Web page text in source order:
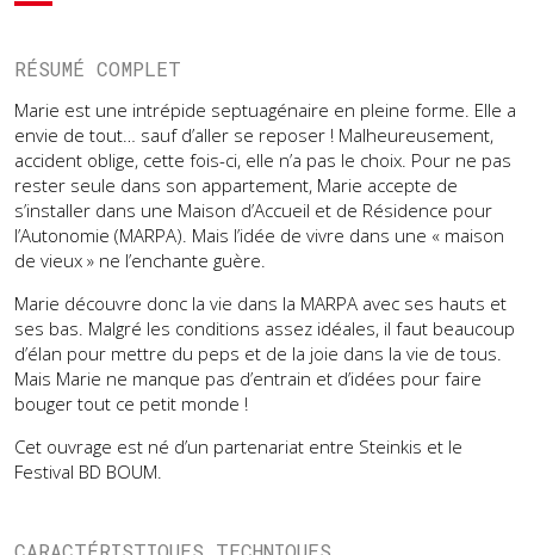
RÉSUMÉ COMPLET
Marie est une intrépide septuagénaire en pleine forme. Elle a
envie de tout… sauf d’aller se reposer ! Malheureusement,
accident oblige, cette fois-ci, elle n’a pas le choix. Pour ne pas
rester seule dans son appartement, Marie accepte de
s’installer dans une Maison d’Accueil et de Résidence pour
l’Autonomie (MARPA). Mais l’idée de vivre dans une « maison
de vieux » ne l’enchante guère.
Marie découvre donc la vie dans la MARPA avec ses hauts et
ses bas. Malgré les conditions assez idéales, il faut beaucoup
d’élan pour mettre du peps et de la joie dans la vie de tous.
Mais Marie ne manque pas d’entrain et d’idées pour faire
bouger tout ce petit monde !
Cet ouvrage est né d’un partenariat entre Steinkis et le
Festival BD BOUM.